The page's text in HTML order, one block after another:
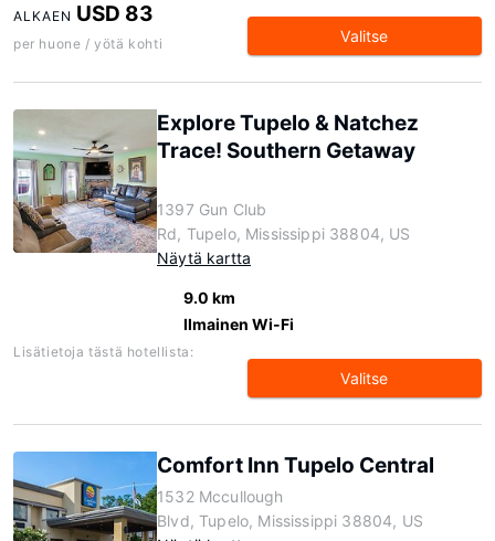
ALKAEN USD 83
per huone / yötä kohti Valitse
Explore Tupelo & Natchez
Trace! Southern Getaway
1397 Gun Club
Rd, Tupelo, Mississippi 38804, US
Näytä kartta
9.0 km
Ilmainen Wi-Fi
Lisätietoja tästä hotellista:
Valitse
Comfort Inn Tupelo Central
1532 Mccullough
Blvd, Tupelo, Mississippi 38804, US